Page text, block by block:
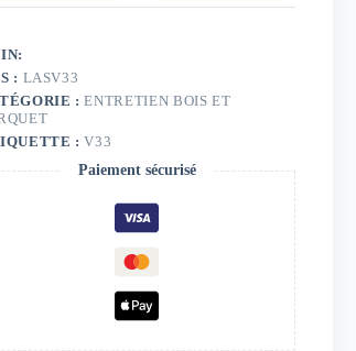
: LASV33
:ENTRETIEN BOIS ET
:V33
Paiement sécurisé